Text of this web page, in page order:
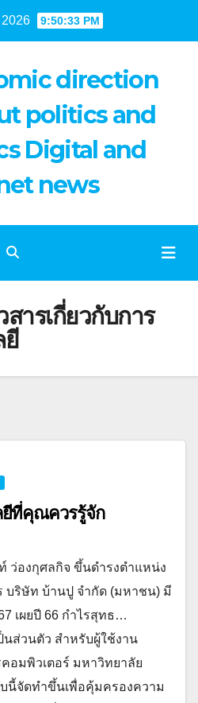
2026 9:50:33 PM
direction
politics and
Digital and
news
สารเกี่ยวกับการ
ยีที่คุณควรรู้จัก
ว่องกุศลกิจ ขึ้นดำรงตำแหน่ง
บริษัท บ้านปู จำกัด (มหาชน) มี
เผยปี 66 กำไรสุทธ…
ส่วนตัว สำหรับผู้ใช้งาน
อมพิวเตอร์ มหาวิทยาลัย
นี้จัดทำขึ้นเพื่อคุ้มครองความ